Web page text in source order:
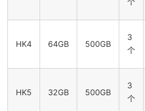
HK4 64GB 500GB
3
个
HK5 32GB 500GB
3
个